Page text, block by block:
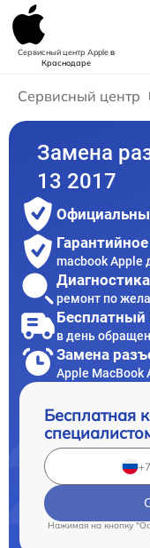
Сервисный центр Appleв
Краснодаре
Сервисный центр
Замена
13 2017
macbook Apple
ремонт по
Бесплатный
в день
Замена
Apple MacBook
Бесплатная
Нажимая на кнопку